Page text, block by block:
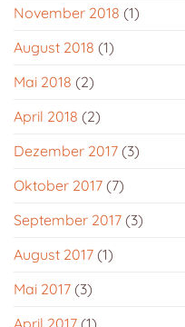
November 2018 (1)
August 2018 (1)
Mai 2018 (2)
April 2018 (2)
Dezember 2017 (3)
Oktober 2017 (7)
September 2017 (3)
August 2017 (1)
Mai 2017 (3)
April 2017 (1)